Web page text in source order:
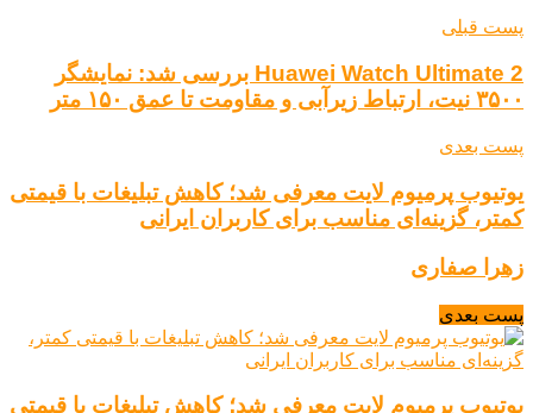
پست قبلی
Huawei Watch Ultimate 2 بررسی شد: نمایشگر
۳۵۰۰ نیت، ارتباط زیرآبی و مقاومت تا عمق ۱۵۰ متر
پست بعدی
یوتیوب پرمیوم لایت معرفی شد؛ کاهش تبلیغات با قیمتی
کمتر، گزینه‌ای مناسب برای کاربران ایرانی
زهرا صفاری
پست بعدی
یوتیوب پرمیوم لایت معرفی شد؛ کاهش تبلیغات با قیمتی